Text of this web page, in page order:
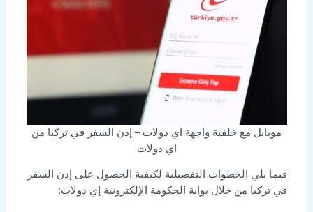
موبايل مع خلفية واجهة اي دولات – إذن السفر في تركيا من
اي دولات
فيما يلي الخطوات التفصيلية لكيفية الحصول على إذن السفر
في تركيا من خلال بوابة الحكومة الإلكترونية إي دولات: